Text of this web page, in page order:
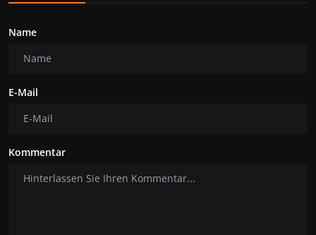
Name
E-Mail
Kommentar